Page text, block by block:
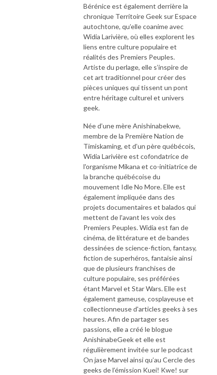
Bérénice est également derrière la
chronique Territoire Geek sur Espace
autochtone, qu’elle coanime avec
Widia Larivière, où elles explorent les
liens entre culture populaire et
réalités des Premiers Peuples.
Artiste du perlage, elle s’inspire de
cet art traditionnel pour créer des
pièces uniques qui tissent un pont
entre héritage culturel et univers
geek.
Née d’une mère Anishinabekwe,
membre de la Première Nation de
Timiskaming, et d’un père québécois,
Widia Larivière est cofondatrice de
l'organisme Mikana et co-initiatrice de
la branche québécoise du
mouvement Idle No More. Elle est
également impliquée dans des
projets documentaires et balados qui
mettent de l'avant les voix des
Premiers Peuples. Widia est fan de
cinéma, de littérature et de bandes
dessinées de science-fiction, fantasy,
fiction de superhéros, fantaisie ainsi
que de plusieurs franchises de
culture populaire, ses préférées
étant Marvel et Star Wars. Elle est
également gameuse, cosplayeuse et
collectionneuse d'articles geeks à ses
heures. Afin de partager ses
passions, elle a créé le blogue
AnishinabeGeek et elle est
régulièrement invitée sur le podcast
On jase Marvel ainsi qu’au Cercle des
geeks de l’émission Kuei! Kwe! sur